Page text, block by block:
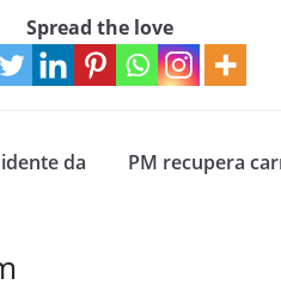
Spread the love
da
PM recupera